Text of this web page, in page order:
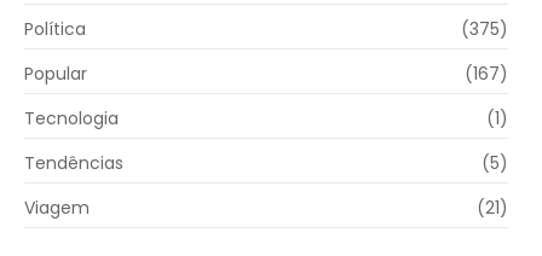
Política
(375)
Popular
(167)
Tecnologia
(1)
Tendências
(5)
Viagem
(21)